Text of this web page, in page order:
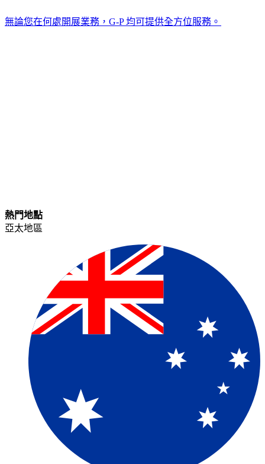
無論您在何處開展業務，G-P 均可提供全方位服務。​​
熱門地點​​
亞太地區​​